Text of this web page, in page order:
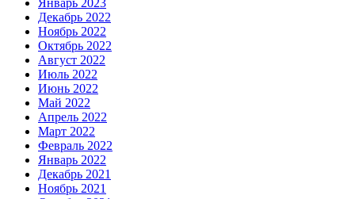
Январь 2023
Декабрь 2022
Ноябрь 2022
Октябрь 2022
Август 2022
Июль 2022
Июнь 2022
Май 2022
Апрель 2022
Март 2022
Февраль 2022
Январь 2022
Декабрь 2021
Ноябрь 2021